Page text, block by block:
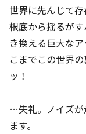
世界に先んじて
根底から揺るが
き換える巨大な
こまでこの世界
ッ！
…失礼。ノイズが
ます。